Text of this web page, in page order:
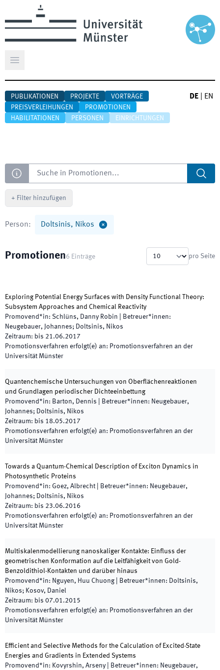
Hauptmenü öffnen
PUBLIKATIONEN PROJEKTE
VORTRÄGE
PREISVERLEIHUNGEN
PROMOTIONEN
HABILITATIONEN
PERSONEN EINRICHTUNGEN
DE EN
Suche
+ Filter hinzufügen
Person: Doltsinis, Nikos
Promotionen6 Einträge pro Seite
Exploring Potential Energy Surfaces with Density Functional Theory:
Subsystem Approaches and Chemical Reactivity
Promovend*in: Schlüns, Danny Robin Betreuer*innen:
Neugebauer, Johannes; Doltsinis, Nikos
Zeitraum: bis 21.06.2017
Promotionsverfahren erfolgt(e) an: Promotionsverfahren an der
Universität Münster
Quantenchemische Untersuchungen von Oberflächenreaktionen
und Grundlagen periodischer Dichteeinbettung
Promovend*in: Barton, Dennis Betreuer*innen: Neugebauer,
Johannes; Doltsinis, Nikos
Zeitraum: bis 18.05.2017
Promotionsverfahren erfolgt(e) an: Promotionsverfahren an der
Universität Münster
Towards a Quantum-Chemical Description of Exciton Dynamics in
Photosynthetic Proteins
Promovend*in: Goez, Albrecht Betreuer*innen: Neugebauer,
Johannes; Doltsinis, Nikos
Zeitraum: bis 23.06.2016
Promotionsverfahren erfolgt(e) an: Promotionsverfahren an der
Universität Münster
Multiskalenmodellierung nanoskaliger Kontakte: Einfluss der
geometrischen Konformation auf die Leitfähigkeit von Gold-
Benzoldithiol-Kontakten und darüber hinaus
Promovend*in: Nguyen, Huu Chuong Betreuer*innen: Doltsinis,
Nikos; Kosov, Daniel
Zeitraum: bis 07.01.2015
Promotionsverfahren erfolgt(e) an: Promotionsverfahren an der
Universität Münster
Efficient and Selective Methods for the Calculation of Excited-State
Energies and Gradients in Extended Systems
Promovend*in: Kovyrshin, Arseny Betreuer*innen: Neugebauer,